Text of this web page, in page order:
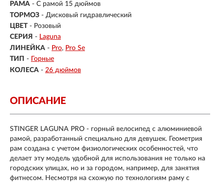
РАМА - С рамой 15 дюймов
ТОРМОЗ - Дисковый гидравлический
ЦВЕТ - Розовый
СЕРИЯ - Laguna
ЛИНЕЙКА - Pro
Pro Se
ТИП - Горные
КОЛЕСА - 26 дюймов
ОПИСАНИЕ
STINGER LAGUNA PRO - горный велосипед с алюминиевой
рамой, разработанный специально для девушек. Геометрия
рам создана с учетом физиологических особенностей, что
делает эту модель удобной для использования не только на
городских улицах, но и за городом, например, для занятия
фитнесом. Несмотря на схожую по технологиям раму с